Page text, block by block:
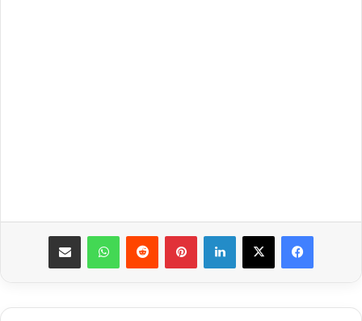
فيسبوك ‫X لينكدإن بينتيريست واتساب مشاركة عبر البريد